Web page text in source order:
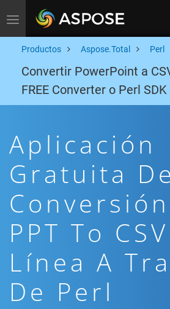
Toggle navigation
Productos Aspose.Total Perl
Convertir PowerPoint a
FREE Converter o Perl SDK
Aplicación
Gratuita De
PPT To
Línea A
De Perl